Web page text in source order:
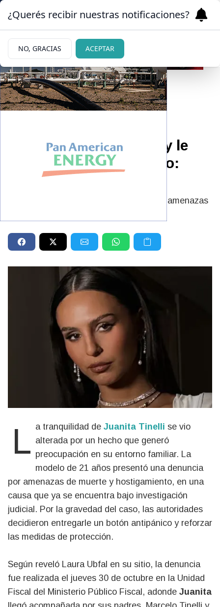
PREOCUPACIÓN | 02/11/2025
amenazada de muerte y le
dieron botón antipánico:
¿qué pasó?
Preocupación por Juanita Tinelli: recibió amenazas
La tranquilidad de Juanita Tinelli se vio
alterada por un hecho que generó
preocupación en su entorno familiar. La
modelo de 21 años presentó una denuncia
por amenazas de muerte y hostigamiento, en una
causa que ya se encuentra bajo investigación
judicial. Por la gravedad del caso, las autoridades
decidieron entregarle un botón antipánico y reforzar
las medidas de protección.
Según reveló Laura Ubfal en su sitio, la denuncia
fue realizada el jueves 30 de octubre en la Unidad
Fiscal del Ministerio Público Fiscal, adonde Juanita
¿Querés recibir nuestras notificaciones?
NO, GRACIAS ACEPTAR